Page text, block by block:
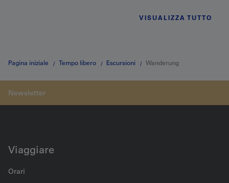
VISUALIZZA TUTTO
Pagina iniziale Tempo libero Escursioni Wanderung
Viaggiare
Orari